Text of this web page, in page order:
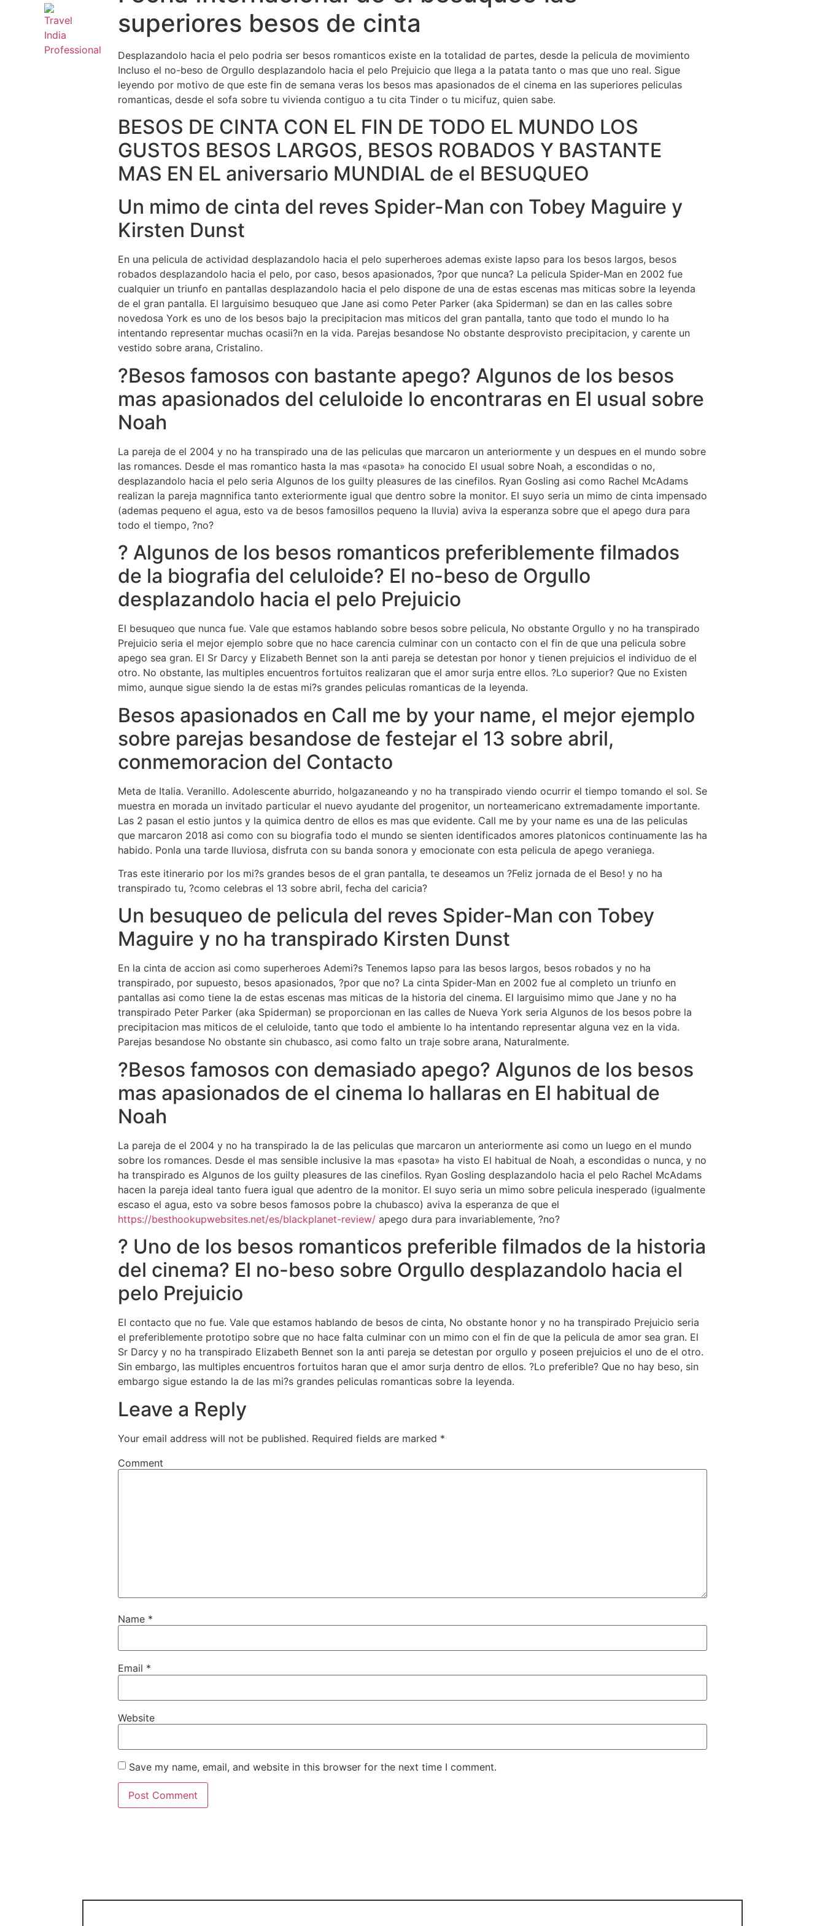
superiores besos de cinta
Desplazandolo hacia el pelo podri­a ser besos romanticos existe en la totalidad de partes, desde la pelicula de movimiento
Incluso el no-beso de Orgullo desplazandolo hacia el pelo Prejuicio que llega a la patata tanto o mas que uno real. Sigue
leyendo por motivo de que este fin de semana veras los besos mas apasionados de el cinema en las superiores peliculas
romanticas, desde el sofa sobre tu vivienda contiguo a tu cita Tinder o tu micifuz, quien sabe.
BESOS DE CINTA CON EL FIN DE TODO EL MUNDO LOS
GUSTOS BESOS LARGOS, BESOS ROBADOS Y BASTANTE
MAS EN EL aniversario MUNDIAL de el BESUQUEO
Un mimo de cinta del reves Spider-Man con Tobey Maguire y
Kirsten Dunst
En una pelicula de actividad desplazandolo hacia el pelo superheroes ademas existe lapso para los besos largos, besos
robados desplazandolo hacia el pelo, por caso, besos apasionados, ?por que nunca? La pelicula Spider-Man en 2002 fue
cualquier un triunfo en pantallas desplazandolo hacia el pelo dispone de una de estas escenas mas miticas sobre la leyenda
de el gran pantalla. El larguisimo besuqueo que Jane asi­ como Peter Parker (aka Spiderman) se dan en las calles sobre
novedosa York es uno de los besos bajo la precipitacion mas miticos del gran pantalla, tanto que todo el mundo lo ha
intentando representar muchas ocasii?n en la vida. Parejas besandose No obstante desprovisto precipitacion, y carente un
vestido sobre arana, Cristalino.
?Besos famosos con bastante apego? Algunos de los besos
mas apasionados del celuloide lo encontraras en El usual sobre
Noah
La pareja de el 2004 y no ha transpirado una de las peliculas que marcaron un anteriormente y un despues en el mundo sobre
las romances. Desde el mas romantico hasta la mas «pasota» ha conocido El usual sobre Noah, a escondidas o no,
desplazandolo hacia el pelo seri­a Algunos de los guilty pleasures de las cinefilos. Ryan Gosling asi­ como Rachel McAdams
realizan la pareja magnnifica tanto exteriormente igual que dentro sobre la monitor. El suyo seri­a un mimo de cinta impensado
(ademas pequeno el agua, esto va de besos famosillos pequeno la lluvia) aviva la esperanza sobre que el apego dura para
todo el tiempo, ?no?
? Algunos de los besos romanticos preferiblemente filmados
de la biografia del celuloide? El no-beso de Orgullo
desplazandolo hacia el pelo Prejuicio
El besuqueo que nunca fue. Vale que estamos hablando sobre besos sobre pelicula, No obstante Orgullo y no ha transpirado
Prejuicio seri­a el mejor ejemplo sobre que no hace carencia culminar con un contacto con el fin de que una pelicula sobre
apego sea gran. El Sr Darcy y Elizabeth Bennet son la anti pareja se detestan por honor y tienen prejuicios el individuo de el
otro. No obstante, las multiples encuentros fortuitos realizaran que el amor surja entre ellos. ?Lo superior? Que no Existen
mimo, aunque sigue siendo la de estas mi?s grandes peliculas romanticas de la leyenda.
Besos apasionados en Call me by your name, el mejor ejemplo
sobre parejas besandose de festejar el 13 sobre abril,
conmemoracion del Contacto
Meta de Italia. Veranillo. Adolescente aburrido, holgazaneando y no ha transpirado viendo ocurrir el tiempo tomando el sol. Se
muestra en morada un invitado particular el nuevo ayudante del progenitor, un norteamericano extremadamente importante.
Las 2 pasan el esti­o juntos y la quimica dentro de ellos es mas que evidente. Call me by your name es una de las peliculas
que marcaron 2018 asi­ como con su biografia todo el mundo se sienten identificados amores platonicos continuamente las ha
habido. Ponla una tarde lluviosa, disfruta con su banda sonora y emocionate con esta pelicula de apego veraniega.
Tras este itinerario por los mi?s grandes besos de el gran pantalla, te deseamos un ?Feliz jornada de el Beso! y no ha
transpirado tu, ?como celebras el 13 sobre abril, fecha del caricia?
Un besuqueo de pelicula del reves Spider-Man con Tobey
Maguire y no ha transpirado Kirsten Dunst
En la cinta de accion asi­ como superheroes Ademi?s Tenemos lapso para las besos largos, besos robados y no ha
transpirado, por supuesto, besos apasionados, ?por que no? La cinta Spider-Man en 2002 fue al completo un triunfo en
pantallas asi­ como tiene la de estas escenas mas miticas de la historia del cinema. El larguisimo mimo que Jane y no ha
transpirado Peter Parker (aka Spiderman) se proporcionan en las calles de Nueva York seri­a Algunos de los besos pobre la
precipitacion mas miticos de el celuloide, tanto que todo el ambiente lo ha intentando representar alguna vez en la vida.
Parejas besandose No obstante sin chubasco, asi­ como falto un traje sobre arana, Naturalmente.
?Besos famosos con demasiado apego? Algunos de los besos
mas apasionados de el cinema lo hallaras en El habitual de
Noah
La pareja de el 2004 y no ha transpirado la de las peliculas que marcaron un anteriormente asi­ como un luego en el mundo
sobre los romances. Desde el mas sensible inclusive la mas «pasota» ha visto El habitual de Noah, a escondidas o nunca, y no
ha transpirado es Algunos de los guilty pleasures de las cinefilos. Ryan Gosling desplazandolo hacia el pelo Rachel McAdams
hacen la pareja ideal tanto fuera igual que adentro de la monitor. El suyo seri­a un mimo sobre pelicula inesperado (igualmente
escaso el agua, esto va sobre besos famosos pobre la chubasco) aviva la esperanza de que el
https://besthookupwebsites.net/es/blackplanet-review/ apego dura para invariablemente, ?no?
? Uno de los besos romanticos preferible filmados de la historia
del cinema? El no-beso sobre Orgullo desplazandolo hacia el
pelo Prejuicio
El contacto que no fue. Vale que estamos hablando de besos de cinta, No obstante honor y no ha transpirado Prejuicio seri­a
el preferiblemente prototipo sobre que no hace falta culminar con un mimo con el fin de que la pelicula de amor sea gran. El
Sr Darcy y no ha transpirado Elizabeth Bennet son la anti pareja se detestan por orgullo y poseen prejuicios el uno de el otro.
Sin embargo, las multiples encuentros fortuitos haran que el amor surja dentro de ellos. ?Lo preferible? Que no hay beso, sin
embargo sigue estando la de las mi?s grandes peliculas romanticas sobre la leyenda.
Leave a Reply
Your email address will not be published. Required fields are marked *
Comment
Name *
Email *
Website
Save my name, email, and website in this browser for the next time I comment.